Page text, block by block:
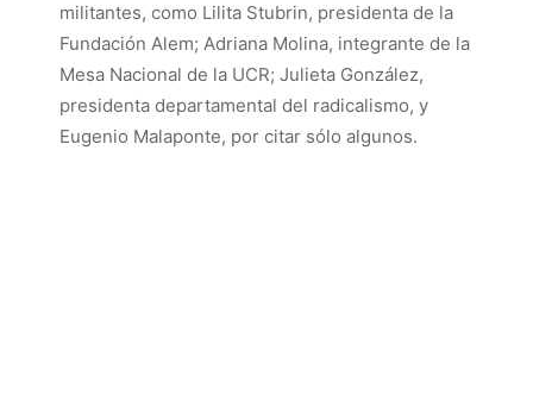
militantes, como Lilita Stubrin, presidenta de la
Fundación Alem; Adriana Molina, integrante de la
Mesa Nacional de la UCR; Julieta González,
presidenta departamental del radicalismo, y
Eugenio Malaponte, por citar sólo algunos.